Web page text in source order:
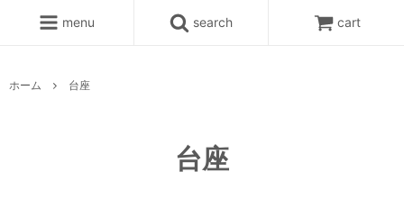
menu search cart
ホーム 台座
台座